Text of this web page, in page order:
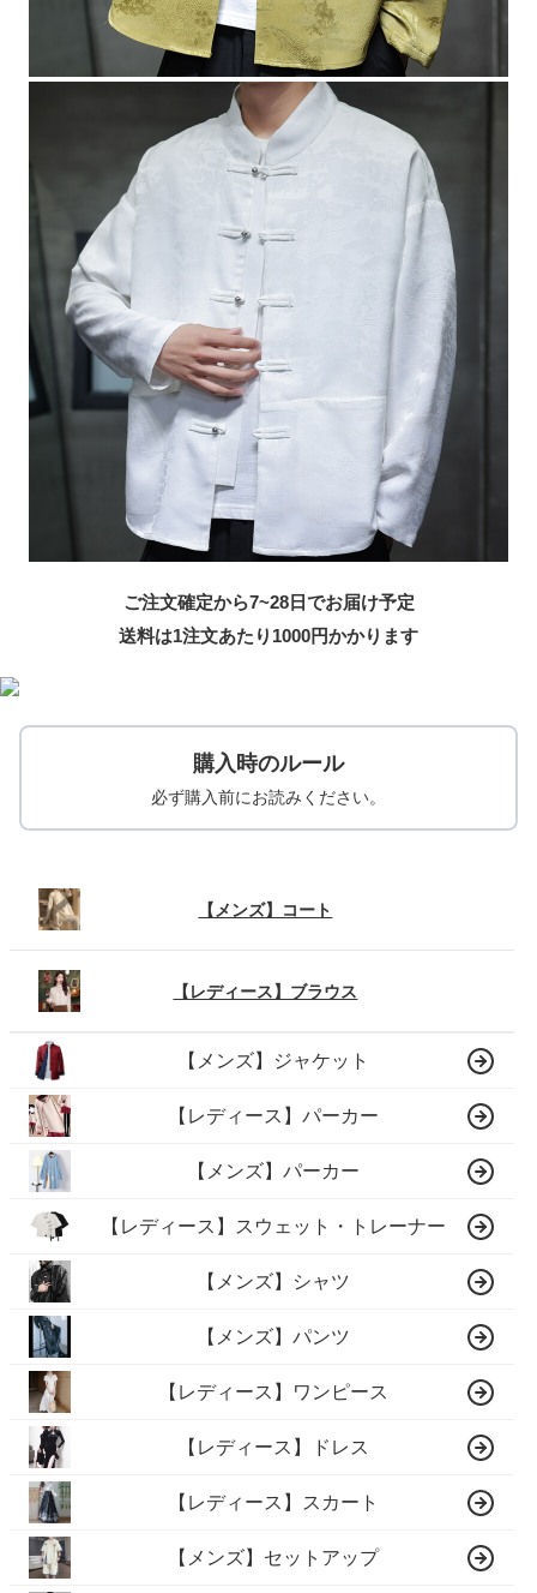
ご注文確定から7~28日でお届け予定
送料は1注文あたり 1000円かかります
購入時のルール
必ず購入前にお読みください。
【メンズ】コート
【レディース】ブラウス
【メンズ】ジャケット
【レディース】パーカー
【メンズ】パーカー
【レディース】スウェット・トレーナー
【メンズ】シャツ
【メンズ】パンツ
【レディース】ワンピース
【レディース】ドレス
【レディース】スカート
【メンズ】セットアップ